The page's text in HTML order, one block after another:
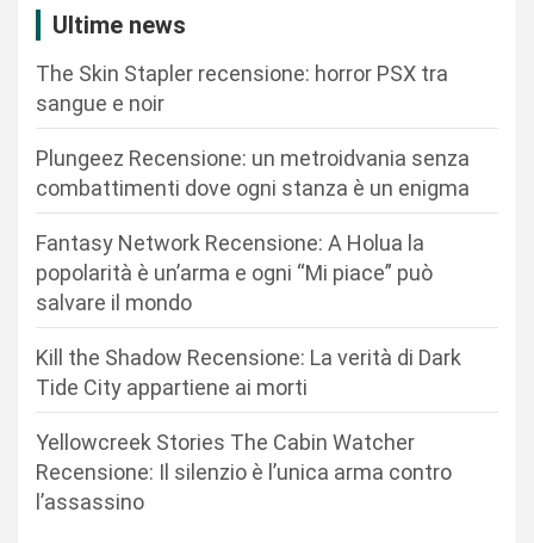
Ultime news
The Skin Stapler recensione: horror PSX tra
sangue e noir
Plungeez Recensione: un metroidvania senza
combattimenti dove ogni stanza è un enigma
Fantasy Network Recensione: A Holua la
popolarità è un’arma e ogni “Mi piace” può
salvare il mondo
Kill the Shadow Recensione: La verità di Dark
Tide City appartiene ai morti
Yellowcreek Stories The Cabin Watcher
Recensione: Il silenzio è l’unica arma contro
l’assassino